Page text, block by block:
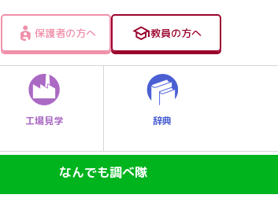
保護者の方へ 教員の方へ
工場見学 辞典
なんでも調べ隊